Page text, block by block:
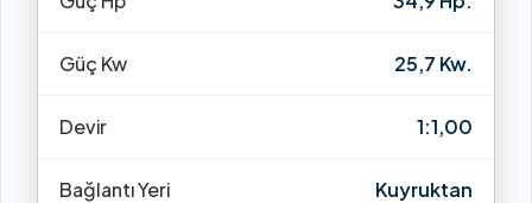
Güç Kw 25,7 Kw.
Devir 1:1,00
Bağlantı Yeri Kuyruktan